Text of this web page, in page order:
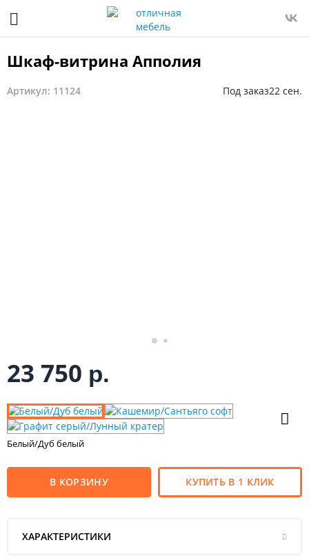
Шкаф-витрина Апполия
Артикул: 11124 Под заказ22 сен.
23 750 р.
Белый/Дуб белый
В КОРЗИНУ КУПИТЬ В 1 КЛИК
ХАРАКТЕРИСТИКИ